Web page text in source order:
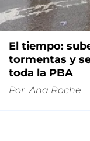
El tiempo:
tormentas y
toda la PBA
Por Ana Roche